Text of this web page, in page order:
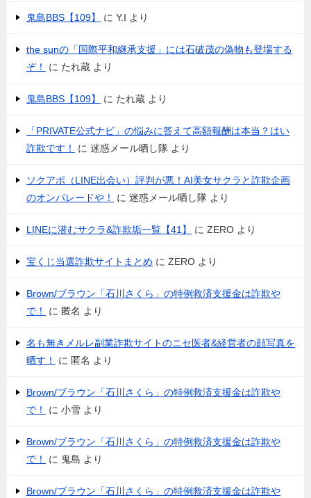
鬼島BBS【109】 に Y.I より
the sunの「国際平和継承支援」には石破茂の偽物も登場する
ぞ！
に たれ蔵 より
鬼島BBS【109】 に たれ蔵 より
「PRIVATE公式ナビ」の悩みに答えて高額報酬は本当？はい
詐欺です！
に 迷惑メール晒し隊 より
ソクアポ（LINE出会い）評判が悪！AI美女サクラと詐欺企画
のオンパレードや！
に 迷惑メール晒し隊 より
LINEに潜むサクラ&詐欺垢一覧【41】 に ZERO より
宝くじ当選詐欺サイトまとめ に ZERO より
Brown/ブラウン「石川さくら」の特例救済支援金は詐欺や
で！
に 匿名 より
名も無きメルレ副業詐欺サイトのニセ医者&経営者の顔写真を
晒す！
に 匿名 より
Brown/ブラウン「石川さくら」の特例救済支援金は詐欺や
で！
に 小雪 より
Brown/ブラウン「石川さくら」の特例救済支援金は詐欺や
で！
に 鬼島 より
Brown/ブラウン「石川さくら」の特例救済支援金は詐欺や